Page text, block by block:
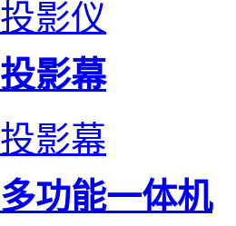
投影仪
投影幕
投影幕
多功能一体机